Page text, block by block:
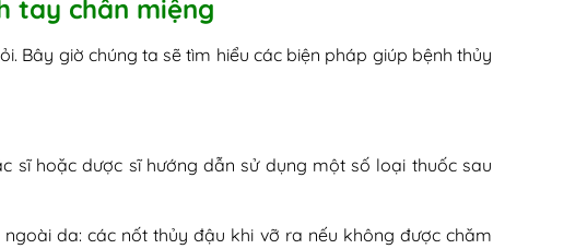
tay chân miệng
Bây giờ chúng ta sẽ tìm hiểu các biện pháp giúp bệnh thủy
sĩ hoặc dược sĩ hướng dẫn sử dụng một số loại thuốc sau
da: các nốt thủy đậu khi vỡ ra nếu không được chăm